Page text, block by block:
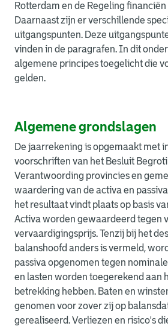
Rotterdam en de Regeling
Daarnaast zijn er verschillende
uitgangspunten. Deze
vinden in de paragrafen. In dit
algemene principes toegelicht die
gelden.
Algemene grondslagen
De jaarrekening is opgemaakt met
voorschriften van het Besluit
Verantwoording provincies en
waardering van de activa en
het resultaat vindt plaats op basis
Activa worden gewaardeerd tegen
vervaardigingsprijs. Tenzij bij het
balanshoofd anders is vermeld,
passiva opgenomen tegen
en lasten worden toegerekend aan
betrekking hebben. Baten en
genomen voor zover zij op
gerealiseerd. Verliezen en risico's